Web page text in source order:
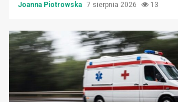
Joanna Piotrowska 7 sierpnia 2026 13